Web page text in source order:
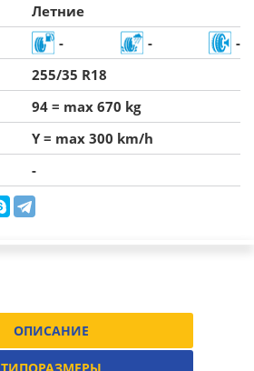
Летние
- -
-
255/35 R18
94 = max 670 kg
Y = max 300 km/h
-
ОПИСАНИЕ
ТИПОРАЗМЕРЫ